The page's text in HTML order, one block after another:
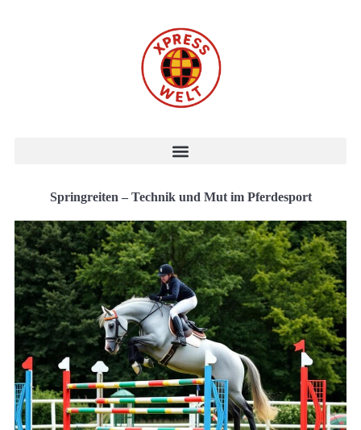
Springreiten – Technik und Mut im Pferdesport